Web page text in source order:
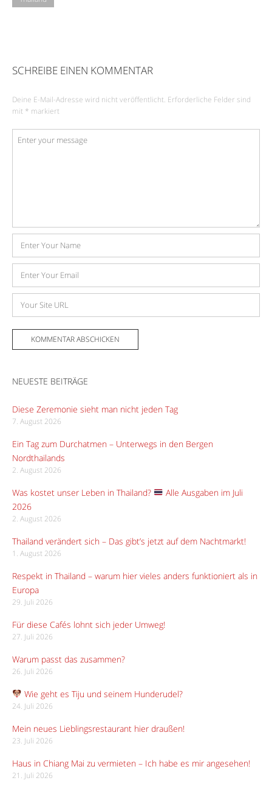
SCHREIBE EINEN KOMMENTAR
Deine E-Mail-Adresse wird nicht veröffentlicht. Erforderliche Felder sind
mit * markiert
Kommentar
Name
Mail-
Website
NEUESTE BEITRÄGE
Diese Zeremonie sieht man nicht jeden Tag
7. August 2026
Ein Tag zum Durchatmen – Unterwegs in den Bergen
Nordthailands
2. August 2026
Was kostet unser Leben in Thailand?
Alle Ausgaben im Juli
2026
2. August 2026
Thailand verändert sich – Das gibt’s jetzt auf dem Nachtmarkt!
1. August 2026
Respekt in Thailand – warum hier vieles anders funktioniert als in
Europa
29. Juli 2026
Für diese Cafés lohnt sich jeder Umweg!
27. Juli 2026
Warum passt das zusammen?
26. Juli 2026
Wie geht es Tiju und seinem Hunderudel?
24. Juli 2026
Mein neues Lieblingsrestaurant hier draußen!
23. Juli 2026
Haus in Chiang Mai zu vermieten – Ich habe es mir angesehen!
21. Juli 2026